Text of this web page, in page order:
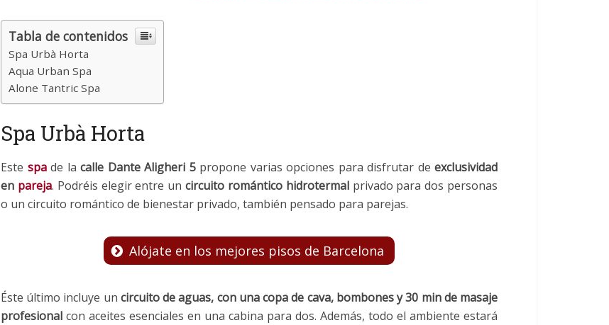
Tabla de contenidos
Spa Urbà Horta
Aqua Urban Spa
Alone Tantric Spa
Spa Urbà Horta
Este spade la calle Dante Aligheri 5propone varias opciones para disfrutar de exclusividad
en pareja. Podréis elegir entre uncircuito romántico hidrotermalprivado para dos personas
o un circuito romántico de bienestar privado, también pensado para parejas.
Alójate en los mejores pisos de Barcelona
Éste último incluye un circuito de aguas, con una copa de cava, bombones y 30 min de masaje
profesional con aceites esenciales en una cabina para dos. Además, todo el ambiente estará